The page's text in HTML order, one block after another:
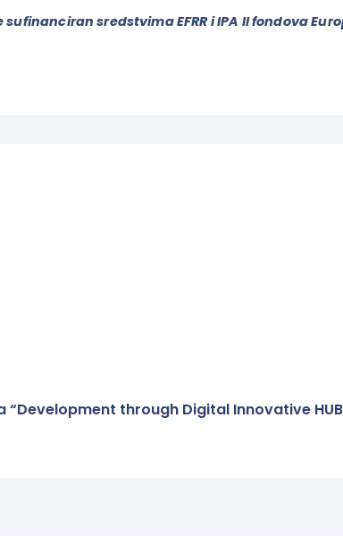
sufinanciran sredstvima EFRR i IPA II fondova
through Digital Innovative